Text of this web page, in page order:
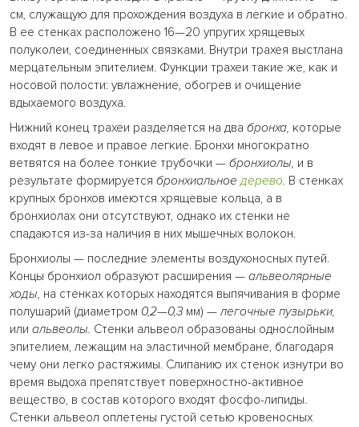
см, служащую для прохождения воздуха в легкие и обратно.
В ее стенках расположено 16—20 упругих хрящевых
полуколеи, соединенных связками. Внутри трахея выстлана
мерцательным эпителием. Функции трахеи такие же, как и
носовой полости: увлажнение, обогрев и очищение
вдыхаемого воздуха.
Нижний конец трахеи разделяется на два бронха, которые
входят в левое и правое легкие. Бронхи многократно
ветвятся на более тонкие трубочки — бронхиолы, и в
результате формируется бронхиальноедерево. В стенках
крупных бронхов имеются хрящевые кольца, а в
бронхиолах они отсутствуют, однако их стенки не
спадаются из-за наличия в них мышечных волокон.
Бронхиолы — последние элементы воздухоносных путей.
Концы бронхиол образуют расширения — альвеолярные
ходы, на стенках которых находятся выпячивания в форме
полушарий (диаметром 0,2—0,3мм) —легочные пузырьки,
или альвеолы. Стенки альвеол образованы однослойным
эпителием, лежащим на эластичной мембране, благодаря
чему они легко растяжимы. Слипанию их стенок изнутри во
время выдоха препятствует поверхностно-активное
вещество, в состав которого входят фосфо-липиды.
Стенки альвеол оплетены густой сетью кровеносных